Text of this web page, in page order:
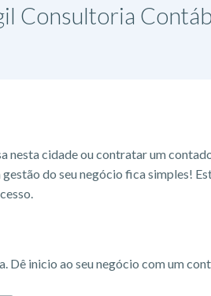
Consultoria
nesta cidade ou contratar um
do seu negócio fica simples!
Dê inicio ao seu negócio com um